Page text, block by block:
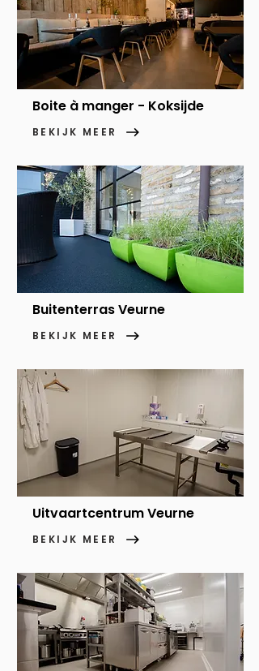
Boite à manger - Koksijde
BEKIJK MEER
Buitenterras Veurne
BEKIJK MEER
Uitvaartcentrum Veurne
BEKIJK MEER